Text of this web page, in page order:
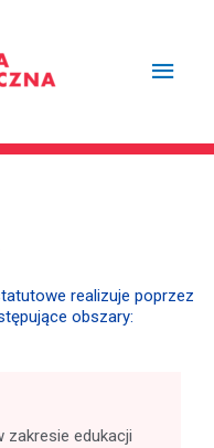
realizuje poprzez
obszary:
zakresie edukacji